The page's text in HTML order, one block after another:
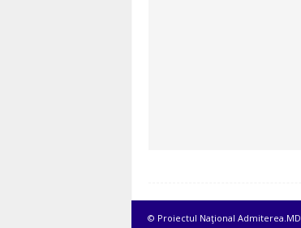
© Proiectul Naţional Admiterea.MD